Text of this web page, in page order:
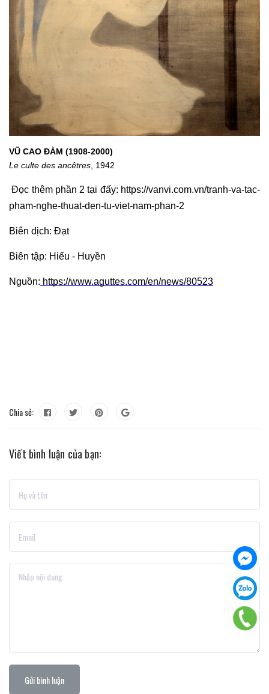
VŨ CAO ĐÀM (1908-2000)
Le culte des ancêtres, 1942
Đọc thêm phần 2 tại đấy: https://vanvi.com.vn/tranh-va-tac-
pham-nghe-thuat-den-tu-viet-nam-phan-2
Biên dịch: Đạt
Biên tập: Hiếu - Huyền
Nguồn: https://www.aguttes.com/en/news/80523
Chia sẻ:
Viết bình luận của bạn:
Gửi bình luận